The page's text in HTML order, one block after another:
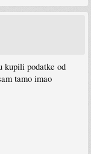
kupili podatke od
tamo imao